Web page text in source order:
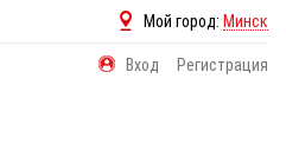
Мой город: Минск
Вход Регистрация